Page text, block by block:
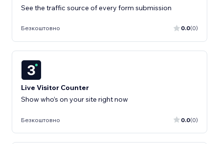
See the traffic source of every form submission
Безкоштовно 0.0(0)
Live Visitor Counter
Show who’s on your site right now
Безкоштовно 0.0(0)